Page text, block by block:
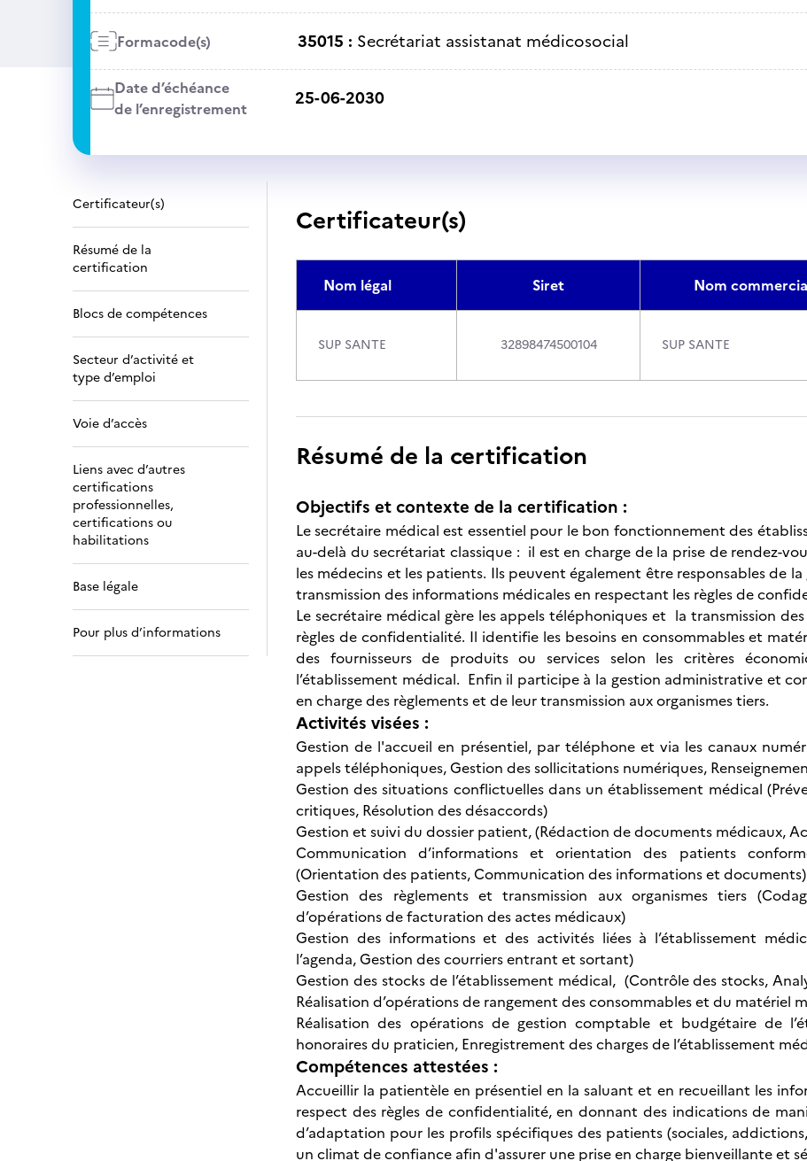
Formacode(s) 35015 : Secrétariat assistanat médicosocial
Date d’échéance
de l’enregistrement
25-06-2030
Certificateur(s)
Résumé de la
certification
Blocs de compétences
Secteur d’activité et
type d’emploi
Voie d’accès
Liens avec d’autres
certifications
professionnelles,
certifications ou
habilitations
Base légale
Pour plus d’informations
Certificateur(s)
Nom légal Siret Nom
SUP SANTE 32898474500104 SUP SANTE
Résumé de la certification
Objectifs et contexte de la certification :
Le secrétaire médical est essentiel pour le bon fonctionnement des
au-delà du secrétariat classique : il est en charge de la prise de rendez-
les médecins et les patients. Ils peuvent également être responsables de
transmission des informations médicales en respectant les règles de
Le secrétaire médical gère les appels téléphoniques et la transmission
règles de confidentialité. Il identifie les besoins en consommables et
des fournisseurs de produits ou services selon les critères
l’établissement médical. Enfin il participe à la gestion administrative et
en charge des règlements et de leur transmission aux organismes tiers.
Activités visées :
Gestion de l'accueil en présentiel, par téléphone et via les canaux
appels téléphoniques, Gestion des sollicitations numériques,
Gestion des situations conflictuelles dans un établissement médical
critiques, Résolution des désaccords)
Gestion et suivi du dossier patient, (Rédaction de documents médicaux,
Communication d’informations et orientation des patients
(Orientation des patients, Communication des informations et documents)
Gestion des règlements et transmission aux organismes tiers
d’opérations de facturation des actes médicaux)
Gestion des informations et des activités liées à l’établissement
l’agenda, Gestion des courriers entrant et sortant)
Gestion des stocks de l’établissement médical, (Contrôle des stocks,
Réalisation d’opérations de rangement des consommables et du matériel
Réalisation des opérations de gestion comptable et budgétaire de
honoraires du praticien, Enregistrement des charges de l’établissement
Compétences attestées :
Accueillir la patientèle en présentiel en la saluant et en recueillant les
respect des règles de confidentialité, en donnant des indications de
d’adaptation pour les profils spécifiques des patients (sociales,
un climat de confiance afin d'assurer une prise en charge bienveillante et